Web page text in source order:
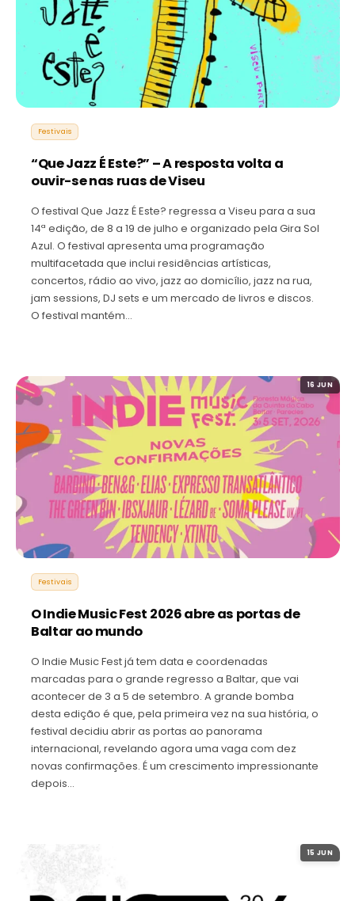
Festivais
“Que Jazz É Este?” – A resposta volta a
ouvir-se nas ruas de Viseu
O festival Que Jazz É Este? regressa a Viseu para a sua
14ª edição, de 8 a 19 de julho e organizado pela Gira Sol
Azul. O festival apresenta uma programação
multifacetada que inclui residências artísticas,
concertos, rádio ao vivo, jazz ao domicílio, jazz na rua,
jam sessions, DJ sets e um mercado de livros e discos.
O festival mantém…
16 JUN
Festivais
O Indie Music Fest 2026 abre as portas de
Baltar ao mundo
O Indie Music Fest já tem data e coordenadas
marcadas para o grande regresso a Baltar, que vai
acontecer de 3 a 5 de setembro. A grande bomba
desta edição é que, pela primeira vez na sua história, o
festival decidiu abrir as portas ao panorama
internacional, revelando agora uma vaga com dez
novas confirmações. É um crescimento impressionante
depois…
15 JUN